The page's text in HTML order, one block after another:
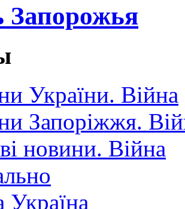
Запорожья
України. Війна
Запоріжжя.
новини. Війна
Україна